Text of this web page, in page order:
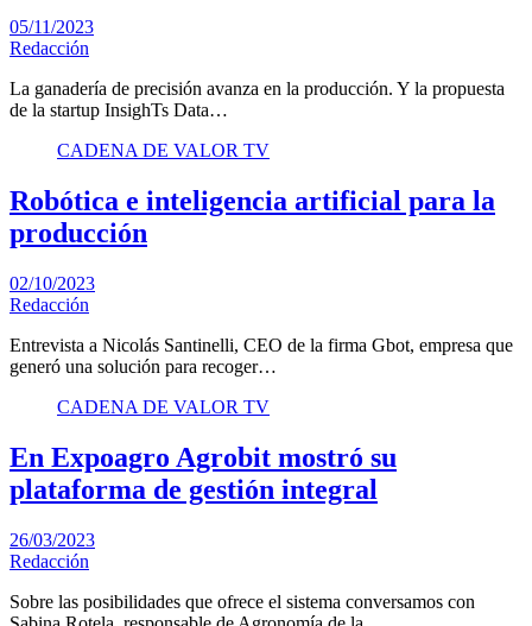
05/11/2023
Redacción
La ganadería de precisión avanza en la producción. Y la propuesta
de la startup InsighTs Data…
CADENA DE VALOR TV
Robótica e inteligencia artificial para la
producción
02/10/2023
Redacción
Entrevista a Nicolás Santinelli, CEO de la firma Gbot, empresa que
generó una solución para recoger…
CADENA DE VALOR TV
En Expoagro Agrobit mostró su
plataforma de gestión integral
26/03/2023
Redacción
Sobre las posibilidades que ofrece el sistema conversamos con